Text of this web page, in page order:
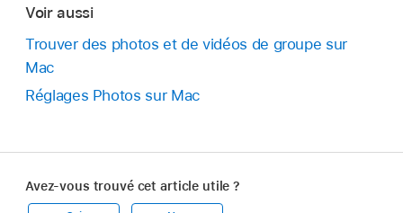
Voir aussi
Trouver des photos et de vidéos de groupe sur
Mac
Réglages Photos sur Mac
Avez-vous trouvé cet article utile ?